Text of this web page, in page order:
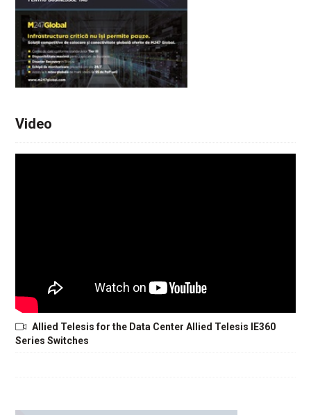
Video
Allied Telesis for the Data Center Allied Telesis IE360
Series Switches